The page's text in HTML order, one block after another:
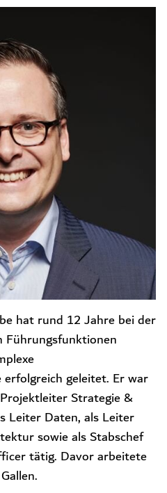
hat rund 12 Jahre bei der
Führungsfunktionen
geleitet. Er war
Strategie &
Leiter Daten, als Leiter
sowie als Stabschef
tätig. Davor arbeitete